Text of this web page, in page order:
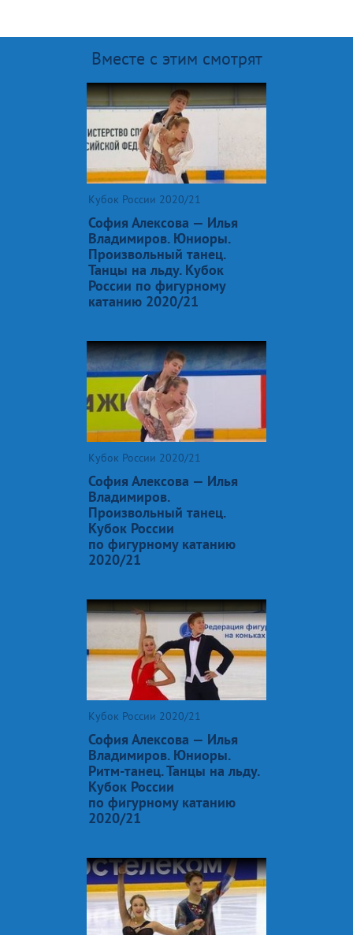
Вместе с этим смотрят
Кубок России 2020/21
София Алексова — Илья
Владимиров. Юниоры.
Произвольный танец.
Танцы на льду. Кубок
России по фигурному
катанию 2020/21
Кубок России 2020/21
София Алексова — Илья
Владимиров.
Произвольный танец.
Кубок России
по фигурному катанию
2020/21
Кубок России 2020/21
София Алексова — Илья
Владимиров. Юниоры.
Ритм-танец. Танцы на льду.
Кубок России
по фигурному катанию
2020/21